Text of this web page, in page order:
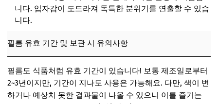
니다. 입자감이 도드라져 독특한 분위기를 연출할 수 있습
니다.
필름 유효 기간 및 보관 시 유의사항
필름도 식품처럼 유효 기간이 있습니다! 보통 제조일로부터
2~3년이지만, 기간이 지나도 사용은 가능해요. 다만, 색이 변
하거나 예상치 못한 결과물이 나올 수 있으니 이를 즐기는